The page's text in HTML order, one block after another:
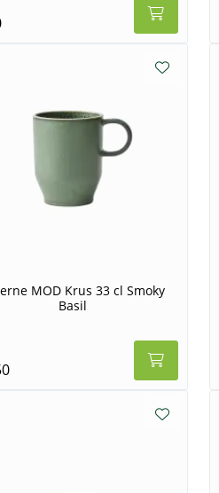
MOD Krus 33 cl Smoky
Basil